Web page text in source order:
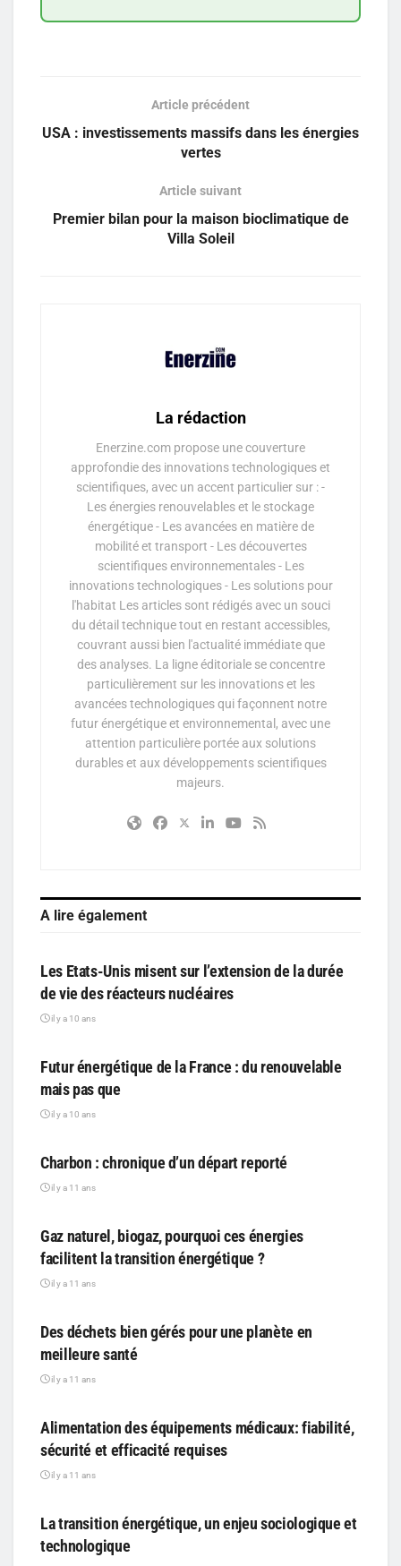
Article précédent
USA : investissements massifs dans les énergies
vertes
Article suivant
Premier bilan pour la maison bioclimatique de
Villa Soleil
La rédaction
Enerzine.com propose une couverture
approfondie des innovations technologiques et
scientifiques, avec un accent particulier sur : -
Les énergies renouvelables et le stockage
énergétique - Les avancées en matière de
mobilité et transport - Les découvertes
scientifiques environnementales - Les
innovations technologiques - Les solutions pour
l'habitat Les articles sont rédigés avec un souci
du détail technique tout en restant accessibles,
couvrant aussi bien l'actualité immédiate que
des analyses. La ligne éditoriale se concentre
particulièrement sur les innovations et les
avancées technologiques qui façonnent notre
futur énergétique et environnemental, avec une
attention particulière portée aux solutions
durables et aux développements scientifiques
majeurs.
A lire également
Les Etats-Unis misent sur l’extension de la durée
de vie des réacteurs nucléaires
il y a 10 ans
Futur énergétique de la France : du renouvelable
mais pas que
il y a 10 ans
Charbon : chronique d’un départ reporté
il y a 11 ans
Gaz naturel, biogaz, pourquoi ces énergies
facilitent la transition énergétique ?
il y a 11 ans
Des déchets bien gérés pour une planète en
meilleure santé
il y a 11 ans
Alimentation des équipements médicaux: fiabilité,
sécurité et efficacité requises
il y a 11 ans
La transition énergétique, un enjeu sociologique et
technologique